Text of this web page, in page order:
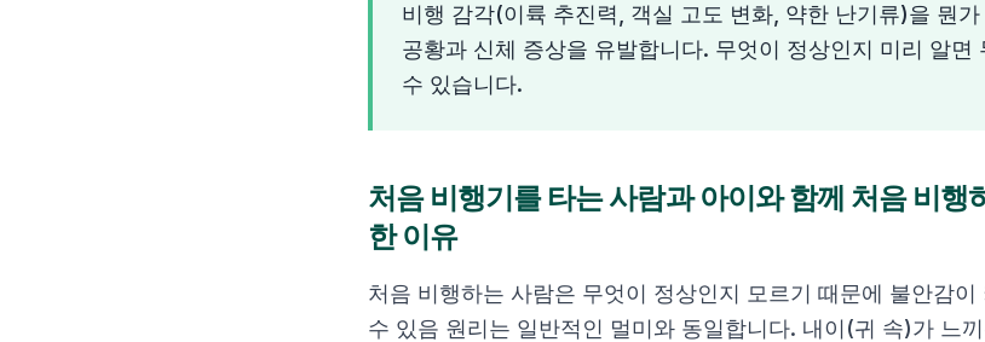
비행 감각(이륙 추진력, 객실 고도 변화, 약한 난기류)을 뭔
공황과 신체 증상을 유발합니다. 무엇이 정상인지 미리 알면
수 있습니다.
처음 비행기를 타는 사람과 아이와 함께 처음 비행
한 이유
처음 비행하는 사람은 무엇이 정상인지 모르기 때문에 불안감이
수 있음 원리는 일반적인 멀미와 동일합니다. 내이(귀 속)가 느